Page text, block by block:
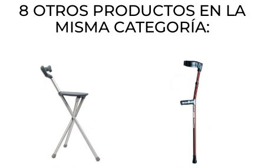
8 OTROS PRODUCTOS EN LA
MISMA CATEGORÍA: